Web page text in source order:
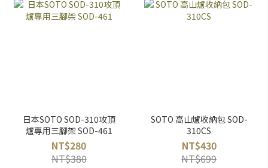
日本SOTO SOD-310攻頂
爐專用三腳架 SOD-461
NT$280
NT$380
SOTO 高山爐收納包 SOD-
310CS
NT$430
NT$699